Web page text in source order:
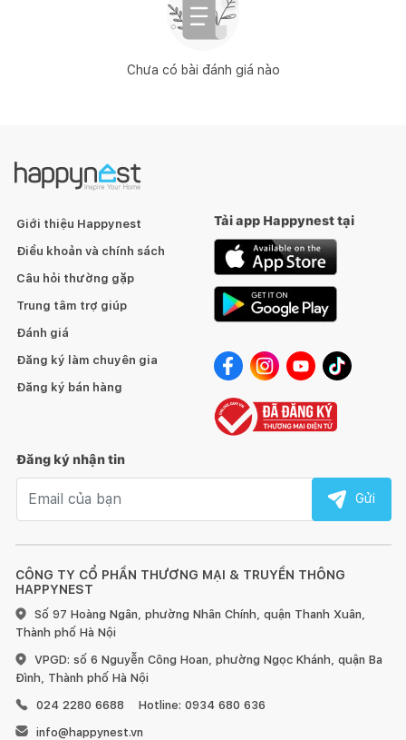
Chưa có bài đánh giá nào
CÔNG TY CỔ PHẦN THƯƠNG MẠI & TRUYỀN THÔNG
HAPPYNEST
Số 97 Hoàng Ngân, phường Nhân Chính, quận Thanh Xuân,
Thành phố Hà Nội
VPGD: số 6 Nguyễn Công Hoan, phường Ngọc Khánh, quận Ba
Đình, Thành phố Hà Nội
024 2280 6688
Hotline: 0934 680 636
info@happynest.vn
Giới thiệu Happynest
Điều khoản và chính sách
Câu hỏi thường gặp
Trung tâm trợ giúp
Đánh giá
Đăng ký làm chuyên gia
Đăng ký bán hàng
Tải app Happynest tại
Đăng ký nhận tin
Gửi